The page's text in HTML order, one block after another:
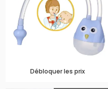
Débloquer les prix